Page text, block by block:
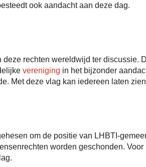
ook aandacht aan deze dag.
rechten wereldwijd ter discussie.
vereniging in het bijzonder
Met deze vlag kan iedereen laten
om de positie van LHBTI-
worden geschonden.